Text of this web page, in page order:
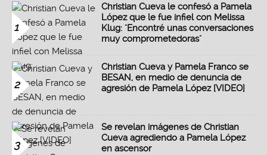
1
Christian Cueva le confesó a Pamela
López que le fue infiel con Melissa
Klug: "Encontré unas conversaciones
muy comprometedoras"
2
Christian Cueva y Pamela Franco se
BESAN, en medio de denuncia de
agresión de Pamela López [VIDEO]
3
Se revelan imágenes de Christian
Cueva agrediendo a Pamela López
en ascensor